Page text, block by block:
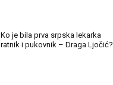
Ko je bila prva srpska lekarka
ratnik i pukovnik – Draga Ljočić?